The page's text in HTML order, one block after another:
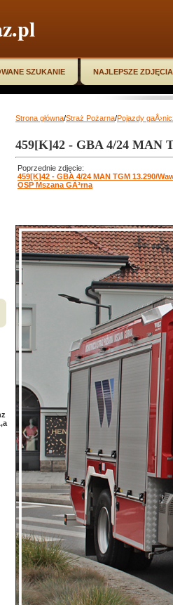
SZUKANIE NAJLEPSZE ZDJĘCIA
Strona główna/Straż Pożarna/Pojazdy
459[K]42 - GBA 4/24 MAN
Poprzednie zdjęcie:
459[K]42 - GBA 4/24 MAN TGM 13.290/
OSP Mszana GÃ³rna